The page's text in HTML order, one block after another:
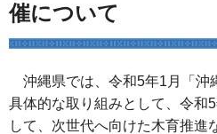
催について
沖縄県では、令和5年1月「沖
具体的な取り組みとして、令和
して、次世代へ向けた木育推進